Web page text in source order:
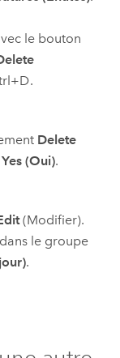
le bouton
.
Delete
Yes (Oui).
(Modifier).
le groupe
.